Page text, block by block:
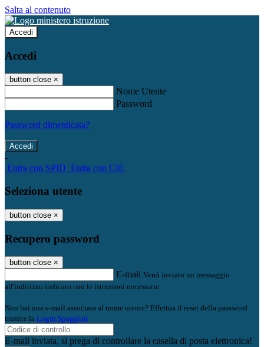
Salta al contenuto
Accedi
Accedi
button close ×
Nome Utente
Password
Password dimenticata?
-
Entra con SPID Entra con CIE
Seleziona utente
button close ×
Recupero password
button close ×
E-mail Verrà inviato un messaggio
all'indirizzo indicato con le istruzioni necessarie.
Non hai una e-mail associata al nome utente? Effettua il reset della password
tramite la Login Spaggiari
E-mail inviata, si prega di controllare la casella di posta elettronica!